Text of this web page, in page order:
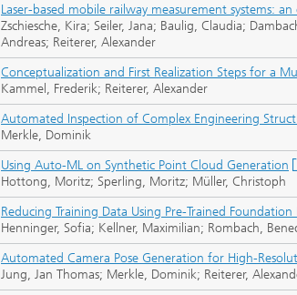
Laser-based mobile railway measurement systems: an
Zschiesche, Kira; Seiler, Jana; Baulig, Claudia;
Andreas; Reiterer, Alexander
Conceptualization and First Realization Steps for a
Kammel, Frederik; Reiterer, Alexander
Automated Inspection of Complex Engineering
Merkle, Dominik
Using Auto-ML on Synthetic Point Cloud Generation
Hottong, Moritz; Sperling, Moritz; Müller, Christoph
Reducing Training Data Using Pre-Trained Foundation
Henninger, Sofia; Kellner, Maximilian; Rombach,
Automated Camera Pose Generation for High-
Jung, Jan Thomas; Merkle, Dominik; Reiterer,